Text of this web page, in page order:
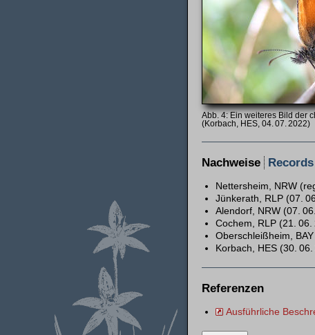
Ein weiteres Bild der
(Korbach, HES, 04. 07. 2022)
Nachweise Records
Nettersheim, NRW
Jünkerath, RLP (07.
Alendorf, NRW (07.
Cochem, RLP (21.
Oberschleißheim,
Korbach, HES (30.
Referenzen
Ausführliche